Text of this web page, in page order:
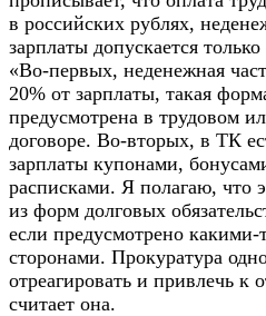
в российских рублях,
зарплаты допускается
«Во-первых, неденежная
20% от зарплаты, такая
предусмотрена в трудовом
договоре. Во-вторых, в ТК
зарплаты купонами,
расписками. Я полагаю, что
из форм долговых
если предусмотрено
сторонами. Прокуратура
отреагировать и привлечь к
считает она.